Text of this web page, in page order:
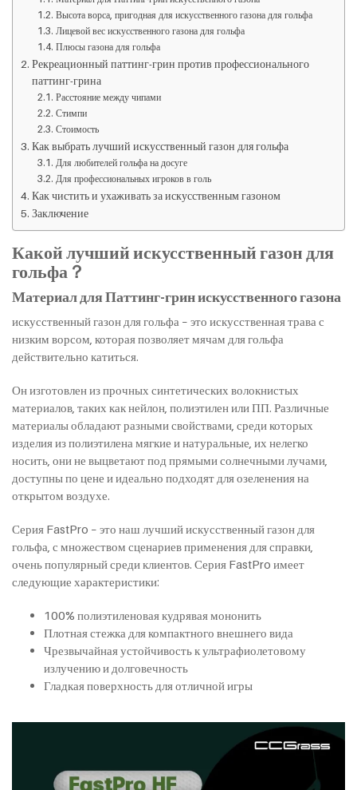
Высота ворса, пригодная для искусственного газона для гольфа
Лицевой вес искусственного газона для гольфа
Плюсы газона для гольфа
Рекреационный паттинг-грин против профессионального
паттинг-грина
Расстояние между чипами
Стимпи
Стоимость
Как выбрать лучший искусственный газон для гольфа
Для любителей гольфа на досуге
Для профессиональных игроков в голь
Как чистить и ухаживать за искусственным газоном
Заключение
Какой лучший искусственный газон для
гольфа？
Материал для Паттинг-грин искусственного газона
искусственный газон для гольфа – это искусственная трава с
низким ворсом, которая позволяет мячам для гольфа
действительно катиться.
Он изготовлен из прочных синтетических волокнистых
материалов, таких как нейлон, полиэтилен или ПП. Различные
материалы обладают разными свойствами, среди которых
изделия из полиэтилена мягкие и натуральные, их нелегко
носить, они не выцветают под прямыми солнечными лучами,
доступны по цене и идеально подходят для озеленения на
открытом воздухе.
Серия FastPro – это наш лучший искусственный газон для
гольфа, с множеством сценариев применения для справки,
очень популярный среди клиентов. Серия FastPro имеет
следующие характеристики:
100% полиэтиленовая кудрявая мононить
Плотная стежка для компактного внешнего вида
Чрезвычайная устойчивость к ультрафиолетовому
излучению и долговечность
Гладкая поверхность для отличной игры